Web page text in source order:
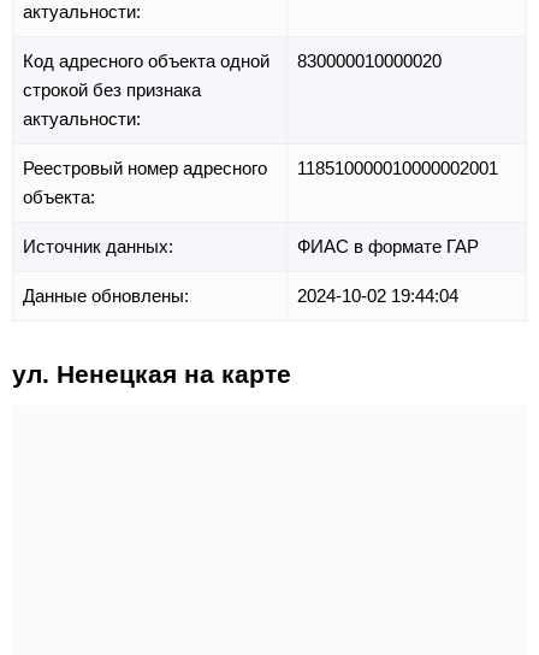
актуальности:
Код адресного объекта одной
строкой без признака
актуальности:
830000010000020
Реестровый номер адресного
объекта:
118510000010000002001
Источник данных: ФИАС в формате ГАР
Данные обновлены: 2024-10-02 19:44:04
ул. Ненецкая на карте